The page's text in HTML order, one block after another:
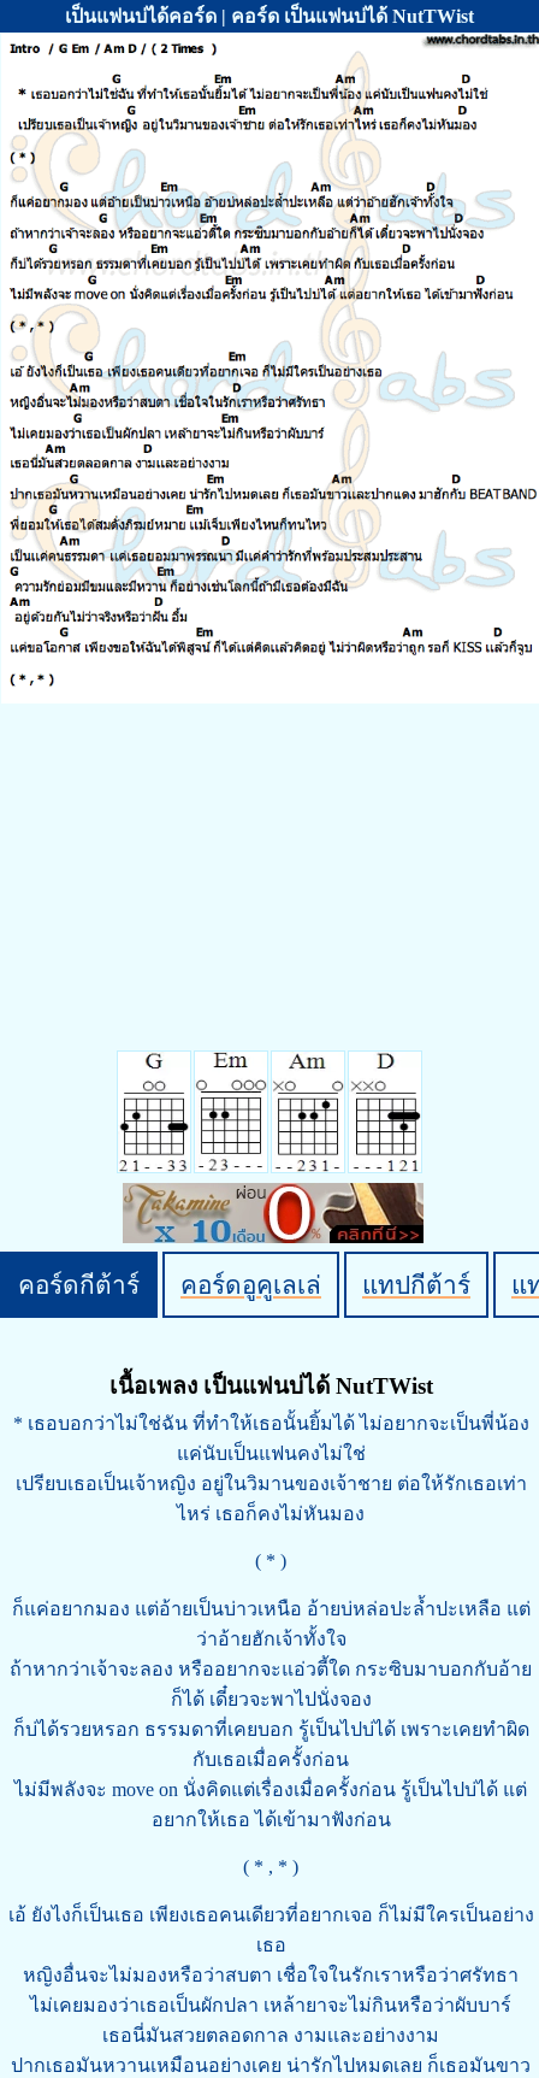
เป็นแฟนบ่ได้คอร์ด | คอร์ด เป็นแฟนบ่ได้ NutTWist
คอร์ดกีต้าร์ คอร์ดอูคูเลเล่ แทปกีต้าร์ แ
เนื้อเพลง เป็นแฟนบ่ได้ NutTWist
* เธอบอกว่าไม่ใช่ฉัน ที่ทำให้เธอนั้นยิ้มได้ ไม่อยากจะเป็นพี่น้อง
แค่นับเป็นแฟนคงไม่ใช่
เปรียบเธอเป็นเจ้าหญิง อยู่ในวิมานของเจ้าชาย ต่อให้รักเธอเท่า
ไหร่ เธอก็คงไม่หันมอง
( * )
ก็แค่อยากมอง แต่อ้ายเป็นบ่าวเหนือ อ้ายบ่หล่อปะล้ำปะเหลือ แต่
ว่าอ้ายฮักเจ้าทั้งใจ
ถ้าหากว่าเจ้าจะลอง หรืออยากจะแอ่วตี้ใด กระซิบมาบอกกับอ้าย
ก็ได้ เดี๋ยวจะพาไปนั่งจอง
ก็บ่ได้รวยหรอก ธรรมดาที่เคยบอก รู้เป็นไปบ่ได้ เพราะเคยทำผิด
กับเธอเมื่อครั้งก่อน
ไม่มีพลังจะ move on นั่งคิดแต่เรื่องเมื่อครั้งก่อน รู้เป็นไปบ่ได้ แต่
อยากให้เธอ ได้เข้ามาฟังก่อน
( * , * )
เอ้ ยังไงก็เป็นเธอ เพียงเธอคนเดียวที่อยากเจอ ก็ไม่มีใครเป็นอย่าง
เธอ
หญิงอื่นจะไม่มองหรือว่าสบตา เชื่อใจในรักเราหรือว่าศรัทธา
ไม่เคยมองว่าเธอเป็นผักปลา เหล้ายาจะไม่กินหรือว่าผับบาร์
เธอนี่มันสวยตลอดกาล งามเเละอย่างงาม
ปากเธอมันหวานเหมือนอย่างเคย น่ารักไปหมดเลย ก็เธอมันขาว